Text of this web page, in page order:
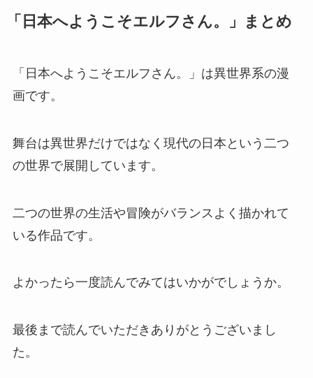
「日本へようこそエルフさん。」まとめ
「日本へようこそエルフさん。」は異世界系の漫
画です。
舞台は異世界だけではなく現代の日本という二つ
の世界で展開しています。
二つの世界の生活や冒険がバランスよく描かれて
いる作品です。
よかったら一度読んでみてはいかがでしょうか。
最後まで読んでいただきありがとうございまし
た。